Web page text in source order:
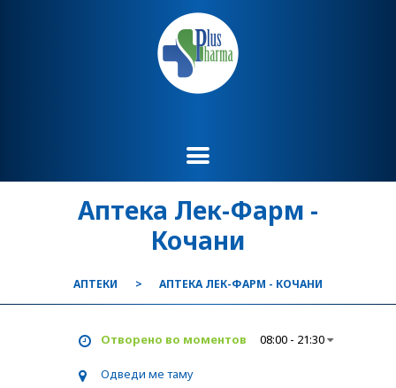
Аптека Лек-Фарм -
Кочани
АПТЕКИ АПТЕКА ЛЕК-ФАРМ - КОЧАНИ
Отворено во моментов 08:00 - 21:30
Одведи ме таму